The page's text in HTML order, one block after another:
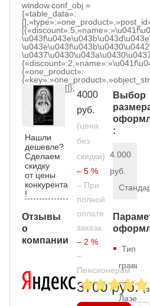
window.conf_obj =
{«table_data»:
{«one_product»:
[]};
Нашли
дешевле?
Сделаем
скидку
от цены
конкурента
!
Отзывы
о
компании
4000
руб.
(цена
без
скидки)
– 5 %
– При
полной
оплате
заказа
– 2 %
–
Пенсионерам
3700 руб.
Выбор
:
4.000
руб.
Тип
—